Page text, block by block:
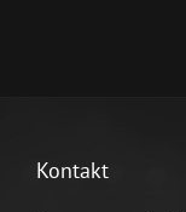
Kontakt